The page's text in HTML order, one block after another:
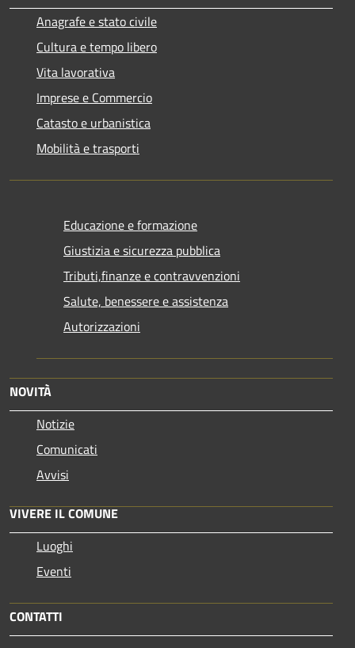
Anagrafe e stato civile
Cultura e tempo libero
Vita lavorativa
Imprese e Commercio
Catasto e urbanistica
Mobilità e trasporti
Educazione e formazione
Giustizia e sicurezza pubblica
Tributi,finanze e contravvenzioni
Salute, benessere e assistenza
Autorizzazioni
NOVITÀ
Notizie
Comunicati
Avvisi
VIVERE IL COMUNE
Luoghi
Eventi
CONTATTI